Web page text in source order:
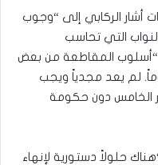
أشار الركابي إلى “وجوب
التي تحاسب
“أسلوب المقاطعة من بعض
للجلسات والمستمرة منذ 90 يوماً. لم يعد مجدياً ويجب
الخامس دون حكومة
حلولاً دستورية لإنهاء